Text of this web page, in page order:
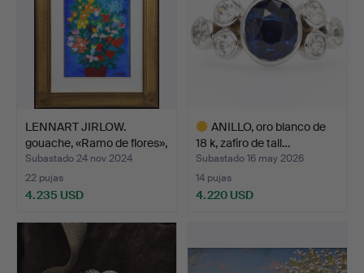
LENNART JIRLOW.
gouache, «Ramo de flores»,
…
Subastado 24 nov 2024
22 pujas
4.235 USD
ANILLO, oro blanco de
18 k, zafiro de tall…
Subastado 16 may 2026
14 pujas
4.220 USD